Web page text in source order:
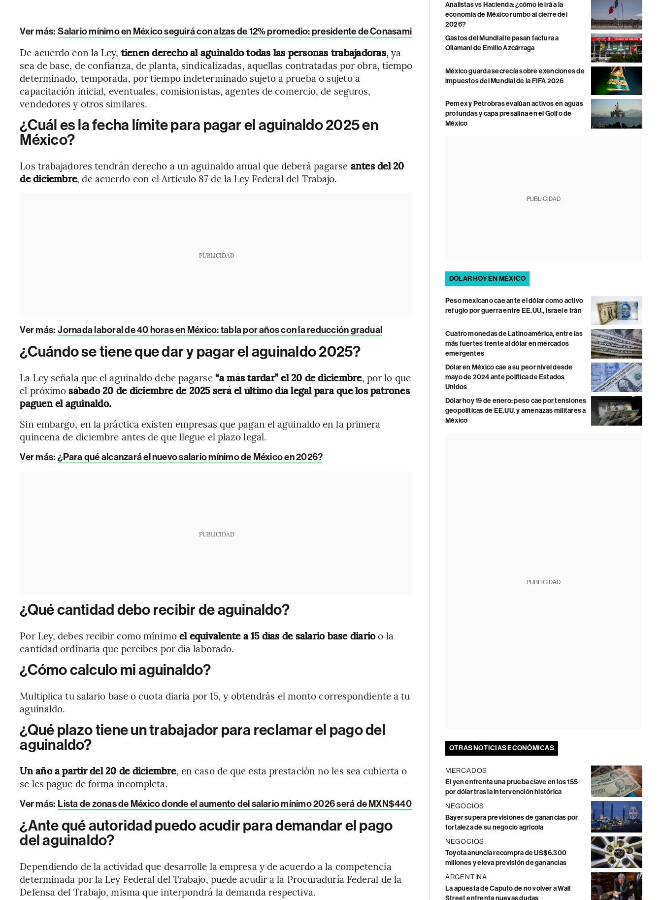
Ver más: Salario mínimo en México seguirá con alzas de 12% promedio: presidente de Conasami
De acuerdo con la Ley, tienen derecho al aguinaldo todas las personas trabajadoras, ya
sea de base, de confianza, de planta, sindicalizadas, aquellas contratadas por obra, tiempo
determinado, temporada, por tiempo indeterminado sujeto a prueba o sujeto a
capacitación inicial, eventuales, comisionistas, agentes de comercio, de seguros,
vendedores y otros similares.
¿Cuál es la fecha límite para pagar el aguinaldo 2025 en
México?
Los trabajadores tendrán derecho a un aguinaldo anual que deberá pagarse antes del 20
de diciembre, de acuerdo con el Artículo 87 de la Ley Federal del Trabajo.
PUBLICIDAD
Ver más: Jornada laboral de 40 horas en México: tabla por años con la reducción gradual
¿Cuándo se tiene que dar y pagar el aguinaldo 2025?
La Ley señala que el aguinaldo debe pagarse“a más tardar” el 20 de diciembre, por lo que
el próximo sábado 20 de diciembre de 2025 será el último día legal para que los patrones
paguen el aguinaldo.
Sin embargo, en la práctica existen empresas que pagan el aguinaldo en la primera
quincena de diciembre antes de que llegue el plazo legal.
Ver más: ¿Para qué alcanzará el nuevo salario mínimo de México en 2026?
PUBLICIDAD
¿Qué cantidad debo recibir de aguinaldo?
Por Ley, debes recibir como mínimoel equivalente a 15 días de salario base diarioo la
cantidad ordinaria que percibes por día laborado.
¿Cómo calculo mi aguinaldo?
Multiplica tu salario base o cuota diaria por 15, y obtendrás el monto correspondiente a tu
aguinaldo.
¿Qué plazo tiene un trabajador para reclamar el pago del
aguinaldo?
Un año a partir del 20 de diciembre, en caso de que esta prestación no les sea cubierta o
se les pague de forma incompleta.
Ver más: Lista de zonas de México donde el aumento del salario mínimo 2026 será de MXN$440
¿Ante qué autoridad puedo acudir para demandar el pago
del aguinaldo?
Dependiendo de la actividad que desarrolle la empresa y de acuerdo a la competencia
determinada por la Ley Federal del Trabajo, puede acudir a la Procuraduría Federal de la
Defensa del Trabajo, misma que interpondrá la demanda respectiva.
Analistas vs Hacienda: ¿cómo le irá a la
economía de México rumbo al cierre del
2026?
Gastos del Mundial le pasan factura a
Ollamani de Emilio Azcárraga
México guarda secrecía sobre exenciones de
impuestos del Mundial de la FIFA 2026
Pemex y Petrobras evalúan activos en aguas
profundas y capa presalina en el Golfo de
México
PUBLICIDAD
DÓLAR HOY EN MÉXICO
Peso mexicano cae ante el dólar como activo
refugio por guerra entre EE.UU., Israel e Irán
Cuatro monedas de Latinoamérica, entre las
más fuertes frente al dólar en mercados
emergentes
Dólar en México cae a su peor nivel desde
mayo de 2024 ante política de Estados
Unidos
Dólar hoy 19 de enero: peso cae por tensiones
geopolíticas de EE.UU. y amenazas militares a
México
PUBLICIDAD
OTRAS NOTICIAS ECONÓMICAS
MERCADOS
El yen enfrenta una prueba clave en los 155
por dólar tras la intervención histórica
NEGOCIOS
Bayer supera previsiones de ganancias por
fortaleza de su negocio agrícola
NEGOCIOS
Toyota anuncia recompra de US$6.300
millones y eleva previsión de ganancias
ARGENTINA
La apuesta de Caputo de no volver a Wall
Street enfrenta nuevas dudas